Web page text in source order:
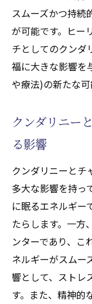
スムーズかつ持続
が可能です。ヒー
チとしてのクンダ
福に大きな影響を
や療法)の新たな可
クンダリニー
る影響
クンダリニーとチ
多大な影響を持っ
に眠るエネルギー
たらします。一方
ンターであり、こ
ネルギーがスムー
響として、ストレ
す。また、精神的